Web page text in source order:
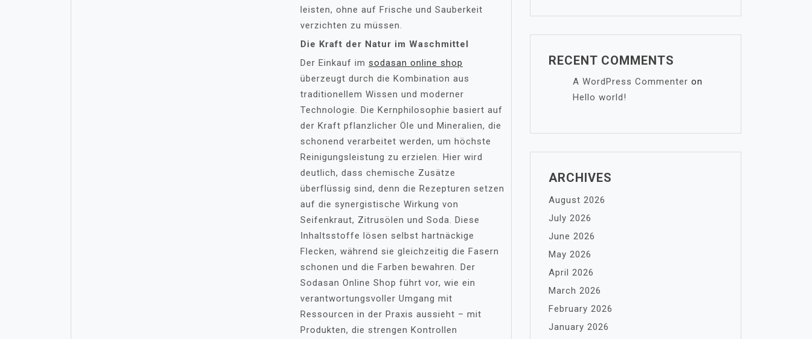
leisten, ohne auf Frische und Sauberkeit
verzichten zu müssen.
Die Kraft der Natur im Waschmittel
Der Einkauf im sodasan online shop
überzeugt durch die Kombination aus
traditionellem Wissen und moderner
Technologie. Die Kernphilosophie basiert auf
der Kraft pflanzlicher Öle und Mineralien, die
schonend verarbeitet werden, um höchste
Reinigungsleistung zu erzielen. Hier wird
deutlich, dass chemische Zusätze
überflüssig sind, denn die Rezepturen setzen
auf die synergistische Wirkung von
Seifenkraut, Zitrusölen und Soda. Diese
Inhaltsstoffe lösen selbst hartnäckige
Flecken, während sie gleichzeitig die Fasern
schonen und die Farben bewahren. Der
Sodasan Online Shop führt vor, wie ein
verantwortungsvoller Umgang mit
Ressourcen in der Praxis aussieht – mit
Produkten, die strengen Kontrollen
RECENT COMMENTS
A WordPress Commenter on
Hello world!
ARCHIVES
August 2026
July 2026
June 2026
May 2026
April 2026
March 2026
February 2026
January 2026